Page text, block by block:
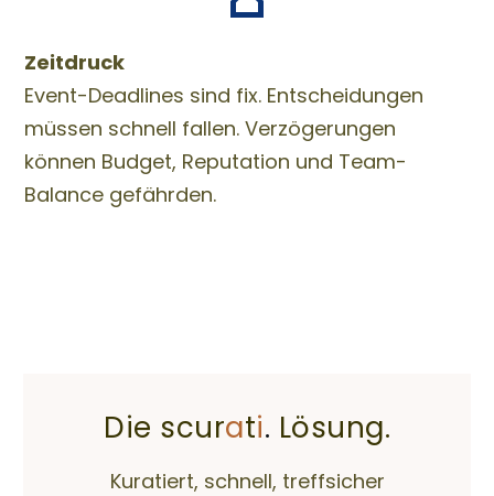
Zeitdruck
Event-Deadlines sind fix. Entscheidungen
müssen schnell fallen. Verzögerungen
können Budget, Reputation und Team-
Balance gefährden.
Die scurati. Lösung.
Kuratiert, schnell, treffsicher